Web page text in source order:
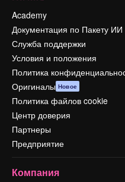
Academy
Документация по Пакету ИИ
Служба поддержки
Условия и положения
Политика
Оригиналы Новое
Политика файлов cookie
Центр доверия
Партнеры
Предприятие
Компания